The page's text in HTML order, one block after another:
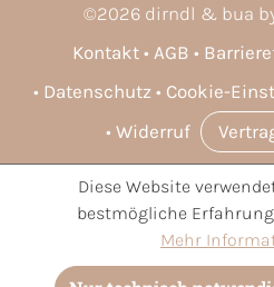
©2026 dirndl & bua
Kontakt
AGB
Datenschutz
Cookie-
Widerruf
* Alle Preise inkl. gesetzl.
und ggf. Nachnahmegebühren,
Diese Website
bestmögliche
Mehr